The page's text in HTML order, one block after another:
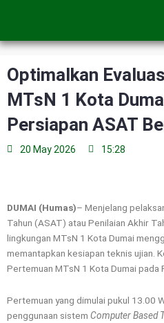
Optimalkan
MTsN 1 Kota
Persiapan ASAT
20 May 2026 15:28
DUMAI (Humas)– Menjelang
Tahun (ASAT) atau Penilaian Akhir
lingkungan MTsN 1 Kota Dumai
memantapkan kesiapan teknis ujian.
Pertemuan MTsN 1 Kota Dumai pada
Pertemuan yang dimulai pukul 13.00
penggunaan sistem Computer Based